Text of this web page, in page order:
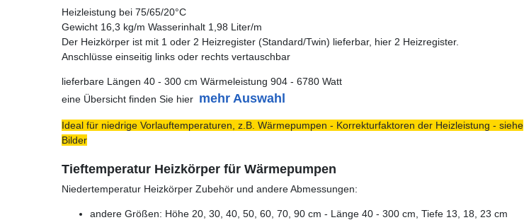
Heizleistung bei 75/65/20°C
Gewicht 16,3 kg/m Wasserinhalt 1,98 Liter/m
Der Heizkörper ist mit 1 oder 2 Heizregister (Standard/Twin) lieferbar, hier 2 Heizregister.
Anschlüsse einseitig links oder rechts vertauschbar
lieferbare Längen 40 - 300 cm Wärmeleistung 904 - 6780 Watt
eine Übersicht finden Sie hier mehr Auswahl
Ideal für niedrige Vorlauftemperaturen, z.B. Wärmepumpen - Korrekturfaktoren der Heizleistung - siehe
Bilder
Tieftemperatur Heizkörper für Wärmepumpen
Niedertemperatur Heizkörper Zubehör und andere Abmessungen:
andere Größen: Höhe 20, 30, 40, 50, 60, 70, 90 cm - Länge 40 - 300 cm, Tiefe 13, 18, 23 cm